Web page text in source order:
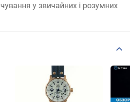
у звичайних і розумних